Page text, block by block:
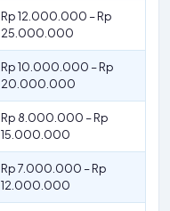
Rp 12.000.000 – Rp
25.000.000
Rp 10.000.000 – Rp
20.000.000
Rp 8.000.000 – Rp
15.000.000
Rp 7.000.000 – Rp
12.000.000